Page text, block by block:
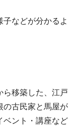
などが分かるよ
ら移築した、江戸
の古民家と馬屋が
ベント・講座など